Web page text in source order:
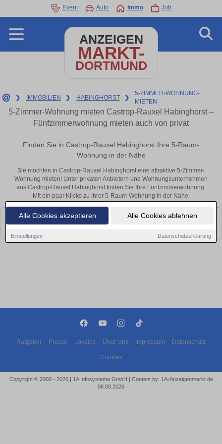
Alle Cookies akzeptieren Alle Cookies ablehnen
Einstellungen Datenschutzerklärung
Event Auto Immo Job
ANZEIGEN
MARKT-
DORTMUND
❯ IMMOBILIEN ❯ HABINGHORST ❯
5-ZIMMER-WOHNUNG-
MIETEN
5-Zimmer-Wohnung mieten Castrop-Rauxel Habinghorst –
Fünfzimmerwohnung mieten auch von privat
Finden Sie in Castrop-Rauxel Habinghorst Ihre 5-Raum-
Wohnung in der Nähe
Sie möchten in Castrop-Rauxel Habinghorst eine attraktive 5-Zimmer-
Wohnung mieten! Unter privaten Anbietern und Wohnungsunternehmen
aus Castrop-Rauxel Habinghorst finden Sie Ihre Fünfzimmerwohnung.
Mit ein paar Klicks zu Ihrer 5-Raum-Wohnung in der Nähe.
Leider konnten wir derzeit keine passenden Objekte finden. Schauen Sie
Ratgeber Presse Lokales Über Uns Impressum Datenschutz
Cookies
Copyright © 2000 - 2026 | 1A Infosysteme GmbH | Content by: 1A-Anzeigenmarkt.de
06.08.2026